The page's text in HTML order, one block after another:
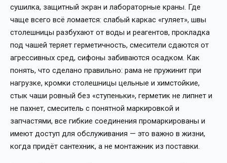
сушилка, защитный экран и лабораторные краны. Где
чаще всего всё ломается: слабый каркас «гуляет», швы
столешницы разбухают от воды и реагентов, прокладка
под чашей теряет герметичность, смесители сдаются от
агрессивных сред, сифоны забиваются осадком. Как
понять, что сделано правильно: рама не пружинит при
нагрузке, кромки столешницы цельные и химстойкие,
стык чаши ровный без «ступеньки», герметик не липнет и
не пахнет, смеситель с понятной маркировкой и
запчастями, все гибкие соединения промаркированы и
имеют доступ для обслуживания — это важно в жизни,
когда придёт сантехник, а не монтажник из поставки.